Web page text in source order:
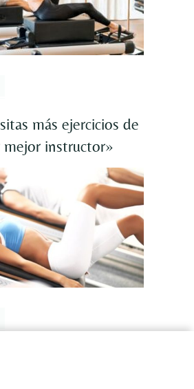
más ejercicios de
mejor instructor»
patologías lumbares en la